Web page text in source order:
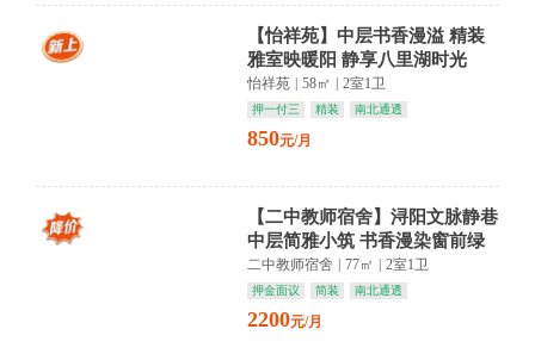
【怡祥苑】中层书香漫溢 精装
雅室映暖阳 静享八里湖时光
怡祥苑 | 58㎡ | 2室1卫
押一付三 精装 南北通透
850元/月
【二中教师宿舍】浔阳文脉静巷
中层简雅小筑 书香漫染窗前绿
意
二中教师宿舍 77㎡ 2室1卫
押金面议 简装 南北通透
2200元/月